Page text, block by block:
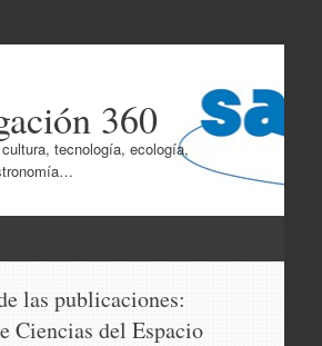
360
tecnología, ecología,
las publicaciones:
Ciencias del Espacio